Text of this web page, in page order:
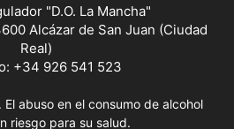
"D.O. La Mancha"
Alcázar de San Juan (Ciudad
Real)
+34 926 541 523
abuso en el consumo de alcohol
riesgo para su salud.